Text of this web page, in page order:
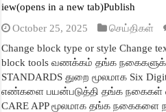
iew(opens in a new tab)Publish
October 25, 2025
செய்திகள்
Change block type or style Change
block tools வணக்கம் தங்க
STANDARDS துறை மூலமாக Six
எண்களை பயன்படுத்தி தங்க நகைகள்
CARE APP மூலமாக தங்க நகைகளை